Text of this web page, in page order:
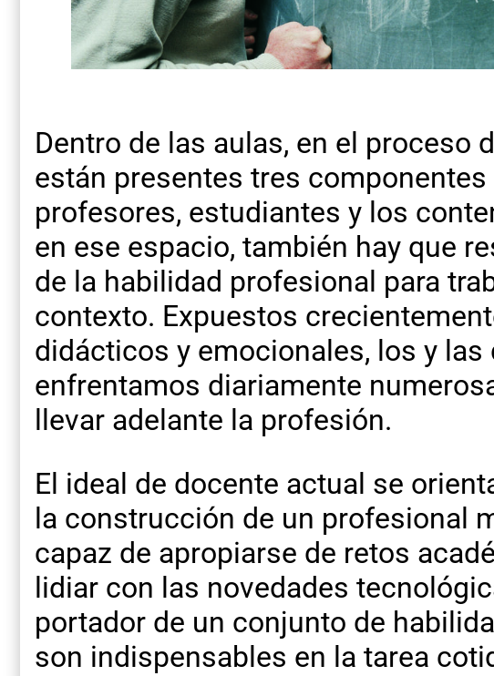
Dentro de las aulas, en el proceso
están presentes tres
profesores, estudiantes y los
en ese espacio, también hay que
de la habilidad profesional para
contexto. Expuestos
didácticos y emocionales, los y las
enfrentamos diariamente
llevar adelante la profesión.
El ideal de docente actual se
la construcción de un profesional
capaz de apropiarse de retos
lidiar con las novedades
portador de un conjunto de
son indispensables en la tarea